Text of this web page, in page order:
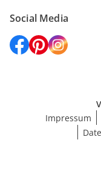
Social Media
Impressum